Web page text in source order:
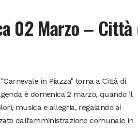
02 Marzo –
in Piazza" torna a Città di
è domenica 2 marzo, quando il
musica e allegria, regalando ai
dall’amministrazione comunale in